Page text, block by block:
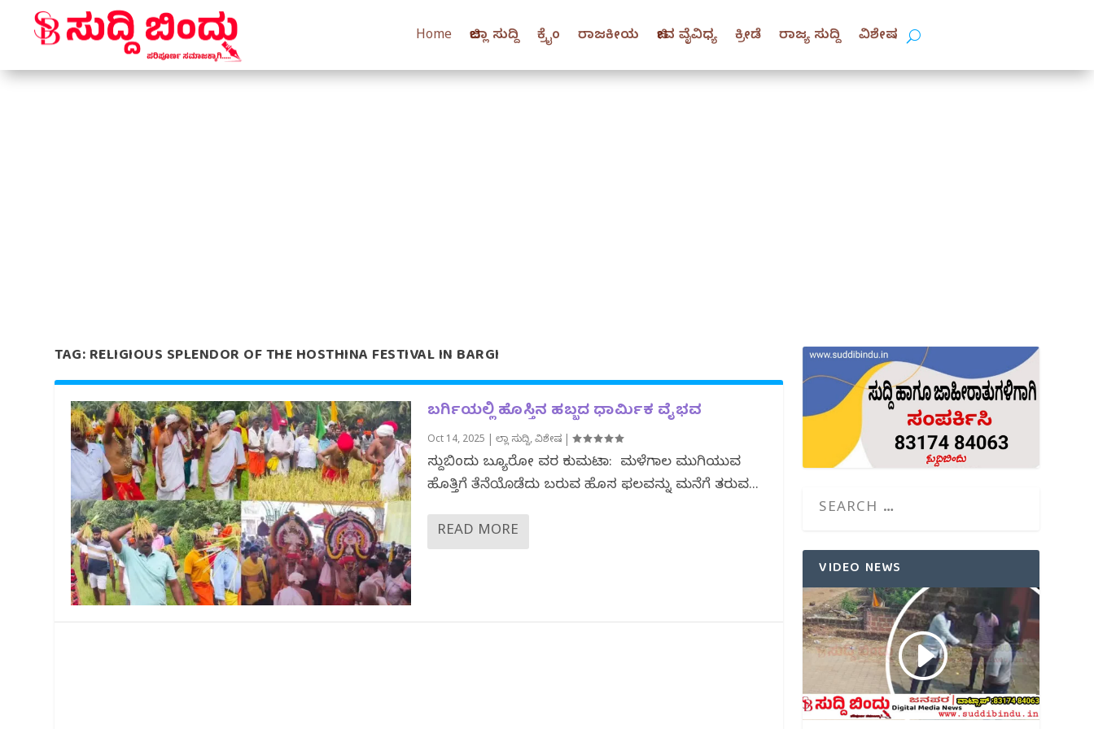
Home ಜಿಲ್ಲಾ ಸುದ್ದಿ ಕ್ರೈಂ ರಾಜಕೀಯ ಜೀವ ವೈವಿಧ್ಯ ಕ್ರೀಡೆ ರಾಜ್ಯ ಸುದ್ದಿ ವಿಶೇಷ
TAG:RELIGIOUS SPLENDOR OF THE HOSTHINA FESTIVAL IN BARGI
ಬರ್ಗಿಯಲ್ಲಿ ಹೊಸ್ತಿನ ಹಬ್ಬದ ಧಾರ್ಮಿಕ ವೈಭವ
Oct 14, 2025 ಜಿಲ್ಲಾ ಸುದ್ದಿ,ವಿಶೇಷ|
ಸುದ್ದಿಬಿಂದು ಬ್ಯೂರೋ ವರದಿ ಕುಮಟಾ: ಮಳೆಗಾಲ ಮುಗಿಯುವ
ಹೊತ್ತಿಗೆ ತೆನೆಯೊಡೆದು ಬರುವ ಹೊಸ ಫಲವನ್ನು ಮನೆಗೆ ತರುವ...
READ MORE
VIDEO NEWS